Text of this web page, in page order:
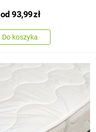
od 93,99zł
Do koszyka